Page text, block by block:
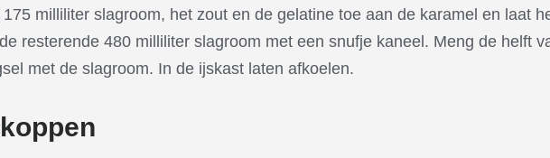
175 milliliter slagroom, het zout en de gelatine toe aan de karamel en laat
resterende 480 milliliter slagroom met een snufje kaneel. Meng de helft
met de slagroom. In de ijskast laten afkoelen.